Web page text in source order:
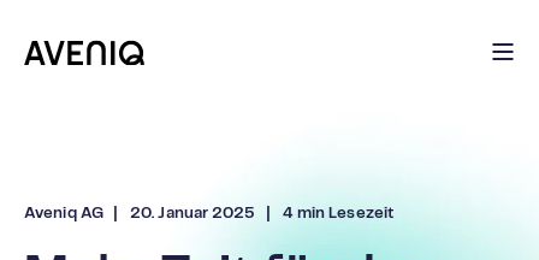
Aveniq AG 20. Januar 2025 4 min Lesezeit